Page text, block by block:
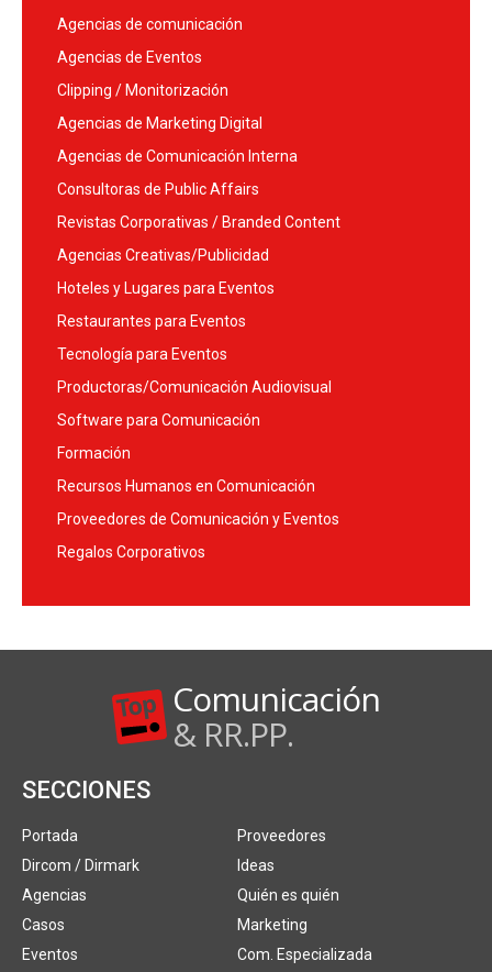
Agencias de comunicación
Agencias de Eventos
Clipping / Monitorización
Agencias de Marketing Digital
Agencias de Comunicación Interna
Consultoras de Public Affairs
Revistas Corporativas / Branded Content
Agencias Creativas/Publicidad
Hoteles y Lugares para Eventos
Restaurantes para Eventos
Tecnología para Eventos
Productoras/Comunicación Audiovisual
Software para Comunicación
Formación
Recursos Humanos en Comunicación
Proveedores de Comunicación y Eventos
Regalos Corporativos
Comunicación
& RR.PP.
SECCIONES
Portada
Dircom / Dirmark
Agencias
Casos
Eventos
Proveedores
Ideas
Quién es quién
Marketing
Com. Especializada